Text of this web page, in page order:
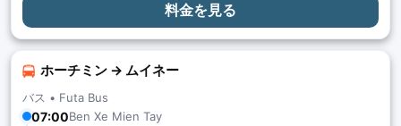
料金を見る
ホーチミン → ムイネー
バス • Futa Bus
07:00Ben Xe Mien Tay